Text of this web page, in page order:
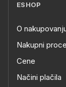
ESHOP
O
Nakupni
Cene
Načini plačila